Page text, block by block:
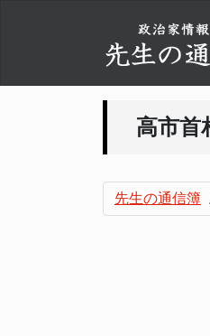
高市首
先生の通信簿